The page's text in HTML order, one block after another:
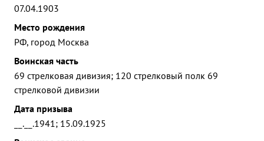
07.04.1903
Место рождения
РФ, город Москва
Воинская часть
69 стрелковая дивизия; 120 стрелковый полк 69
стрелковой дивизии
Дата призыва
__.__.1941; 15.09.1925